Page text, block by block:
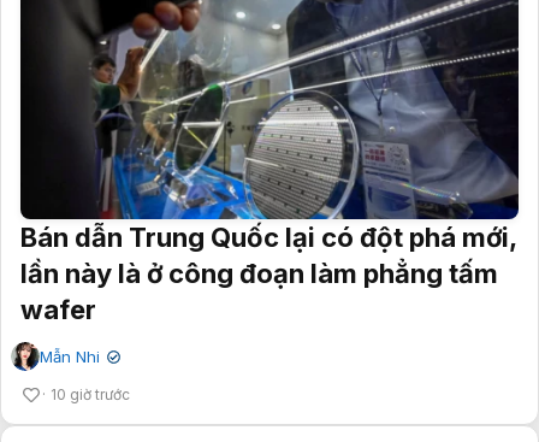
Bán dẫn Trung Quốc lại có đột phá mới,
lần này là ở công đoạn làm phẳng tấm
wafer
Mẫn Nhi ✔
10 giờ trước